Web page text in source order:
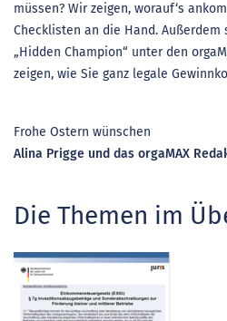
müssen? Wir zeigen, worauf‘s
Checklisten an die Hand.
„Hidden Champion“ unter den
zeigen, wie Sie ganz legale
Frohe Ostern wünschen
Alina Prigge und das orgaMAX
Die Themen im